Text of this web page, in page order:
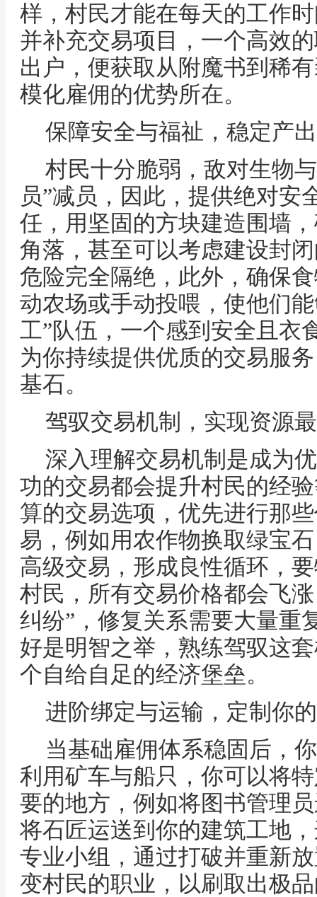
样，村民才能在每天的工作
并补充交易项目，一个高效
出户，便获取从附魔书到稀
模化雇佣的优势所在。
保障安全与福祉，稳定产
村民十分脆弱，敌对生物
员”减员，因此，提供绝对安
任，用坚固的方块建造围墙
角落，甚至可以考虑建设封
危险完全隔绝，此外，确保
动农场或手动投喂，使他们
工”队伍，一个感到安全且衣
为你持续提供优质的交易服
基石。
驾驭交易机制，实现资源
深入理解交易机制是成为
功的交易都会提升村民的经
算的交易选项，优先进行那
易，例如用农作物换取绿宝
高级交易，形成良性循环，
村民，所有交易价格都会飞
纠纷”，修复关系需要大量重
好是明智之举，熟练驾驭这
个自给自足的经济堡垒。
进阶绑定与运输，定制你
当基础雇佣体系稳固后，
利用矿车与船只，你可以将
要的地方，例如将图书管理
将石匠运送到你的建筑工地
专业小组，通过打破并重新
变村民的职业，以刷取出极